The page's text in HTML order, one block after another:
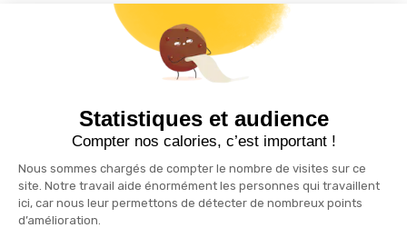
Recevez nos actualités par e-mail en vous abonnant
Informations
Statistiques et audience
Compter nos calories, c’est important !
Nous sommes chargés de compter le nombre de visites sur ce
site. Notre travail aide énormément les personnes qui travaillent
ici, car nous leur permettons de détecter de nombreux points
d’amélioration.